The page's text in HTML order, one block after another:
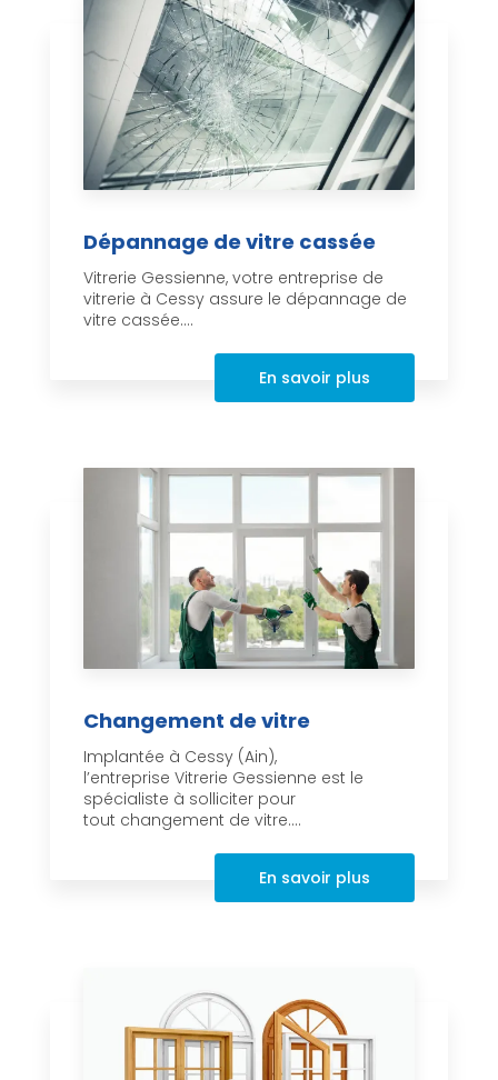
Dépannage de vitre cassée
Vitrerie Gessienne, votre entreprise de
vitrerie à Cessy assure le dépannage de
vitre cassée....
En savoir plus
Changement de vitre
Implantée à Cessy (Ain),
l’entreprise Vitrerie Gessienne est le
spécialiste à solliciter pour
tout changement de vitre....
En savoir plus